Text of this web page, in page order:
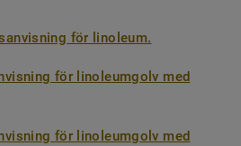
för linoleum.
för linoleumgolv med
för linoleumgolv med